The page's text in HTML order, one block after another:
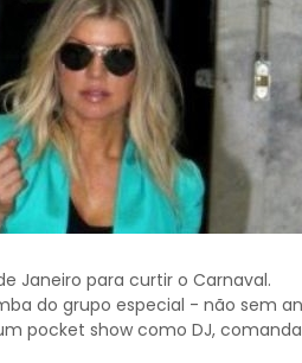
Janeiro para curtir o Carnaval.
do grupo especial - não sem
pocket show como DJ,